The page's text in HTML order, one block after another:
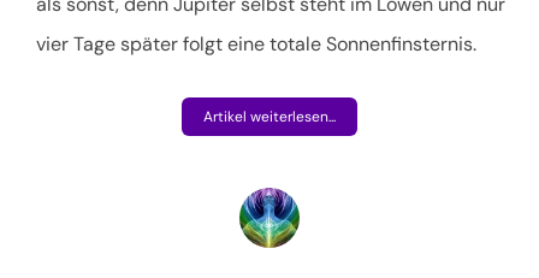
vier Tage später folgt eine totale Sonnenfinsternis.
Artikel weiterlesen...